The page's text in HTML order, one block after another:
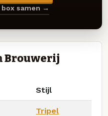
samen →
Brouwerij
Stijl
Tripel